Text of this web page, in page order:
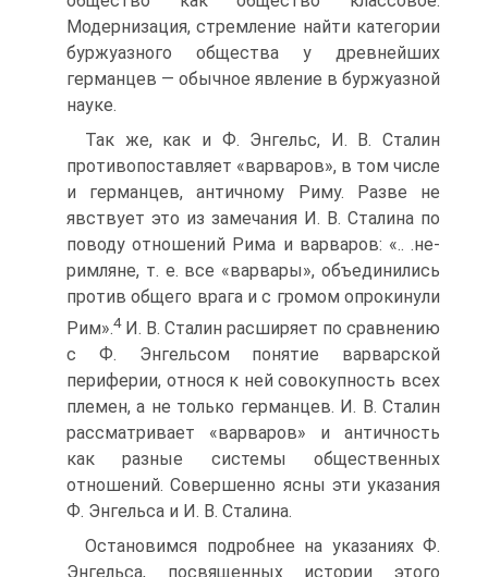
Модернизация, стремление найти категории
буржуазного об­щества у древнейших
германцев — обычное явление в буржу­азной
науке.
Так же, как и Ф. Энгельс, И. В. Сталин
противопостав­ляет «варваров», в том числе
и германцев, античному Риму. Разве не
явствует это из замечания И. В. Сталина по
поводу отношений Рима и варваров: «.. .не-
римляне, т. е. все «вар­вары», объединились
против общего врага и с громом опро­кинули
Рим».4И. В. Сталин расширяет по сравнению
с Ф. Энгельсом понятие варварской
периферии, относя к ней совокупность всех
племен, а не только германцев. И. В. Сталин
рассматривает «варваров» и античность
как разные системы общественных
отношений. Совершенно ясны эти указания
Ф. Энгельса и И. В. Сталина.
Остановимся подробнее на указаниях Ф.
Энгельса, посвя­щенных истории этого